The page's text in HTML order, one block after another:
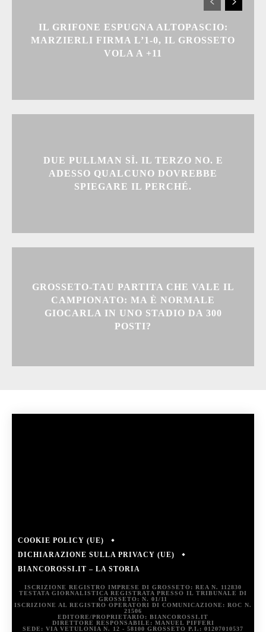
IL GRIFONE ESPUGNA ALTOPASCIO:
MARZIERLI FIRMA L’1-0, IL GROSSETO
VOLA A +11
DUE PULLMAN SÌ. IL TERZO NO. E
ADESSO QUALCUNO DOVREBBE
SPIEGARE IL PERCHÉ.
GROSSETO-TAU PARTITA CHE VALE IL
CAMPIONATO: MA È NORMALE
GIOCARLA IN UNO STADIO DA 300
POSTI?
COOKIE POLICY (UE)
DICHIARAZIONE SULLA PRIVACY (UE)
BIANCOROSSI.IT – LA STORIA
ISCRIZIONE REGISTRO IMPRESE DI GROSSETO: REA N. 112830
TESTATA GIORNALISTICA REGISTRATA PRESSO IL TRIBUNALE DI
GROSSETO: N. 01/11
ISCRIZIONE AL REGISTRO OPERATORI DI COMUNICAZIONE: ROC N.
21506
EDITORE/PROPRIETARIO: BIANCOROSSI.IT
DIRETTORE RESPONSABILE: MANUEL PIFFERI
SEDE: VIA VETULONIA N. 12 - 58100 GROSSETO P.I.: 01207010537